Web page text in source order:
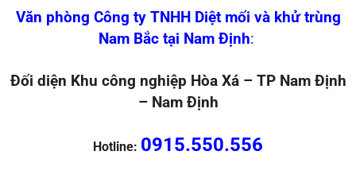
Văn phòng Công ty TNHH Diệt mối và khử trùng
Nam Bắc tại Nam Định:
Đối diện Khu công nghiệp Hòa Xá – TP Nam Định
– Nam Định
Hotline: 0915.550.556